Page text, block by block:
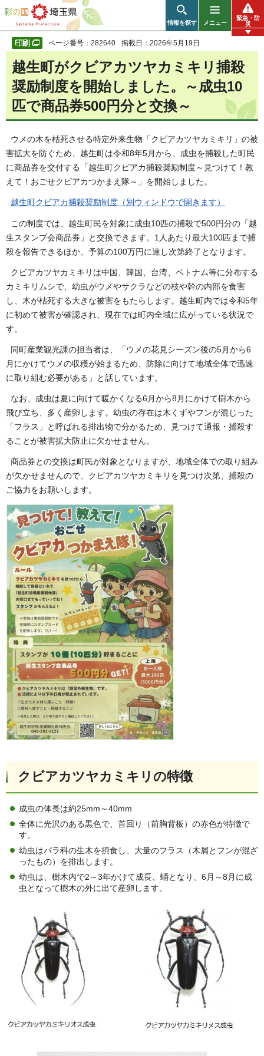
彩の国 埼玉県
情報を探す メニュー
緊急・防
災
ページ番号：282640 掲載日：2026年5月19日
越生町がクビアカツヤカミキリ捕殺
奨励制度を開始しました。～成虫10
匹で商品券500円分と交換～
ウメの木を枯死させる特定外来生物「クビアカツヤカミキリ」の被
害拡大を防ぐため、越生町は令和8年5月から、成虫を捕殺した町民
に商品券を交付する「越生町クビアカ捕殺奨励制度～見つけて！教
えて！おごせクビアカつかまえ隊～」を開始しました。
越生町クビアカ捕殺奨励制度（別ウィンドウで開きます）
この制度では、越生町民を対象に成虫10匹の捕殺で500円分の「越
生スタンプ会商品券」と交換できます。1人あたり最大100匹まで捕
殺を報告できるほか、予算の100万円に達し次第終了となります。
クビアカツヤカミキリは中国、韓国、台湾、ベトナム等に分布する
カミキリムシで、幼虫がウメやサクラなどの枝や幹の内部を食害
し、木が枯死する大きな被害をもたらします。越生町内では令和5年
に初めて被害が確認され、現在では町内全域に広がっている状況で
す。
同町産業観光課の担当者は、「ウメの花見シーズン後の5月から6
月にかけてウメの収穫が始まるため、防除に向けて地域全体で迅速
に取り組む必要がある」と話しています。
なお、成虫は夏に向けて暖かくなる6月から8月にかけて樹木から
飛び立ち、多く産卵します。幼虫の存在は木くずやフンが混じった
「フラス」と呼ばれる排出物で分かるため、見つけて通報・捕殺す
ることが被害拡大防止に欠かせません。
商品券との交換は町民が対象となりますが、地域全体での取り組み
が欠かせませんので、クビアカツヤカミキリを見つけ次第、捕殺の
ご協力をお願いします。
クビアカツヤカミキリの特徴
成虫の体長は約25mm～40mm
全体に光沢のある黒色で、首回り（前胸背板）の赤色が特徴で
す。
幼虫はバラ科の生木を摂食し、大量のフラス（木屑とフンが混ざ
ったもの）を排出します。
幼虫は、樹木内で2～3年かけて成長、蛹となり、6月～8月に成
虫となって樹木の外に出て産卵します。